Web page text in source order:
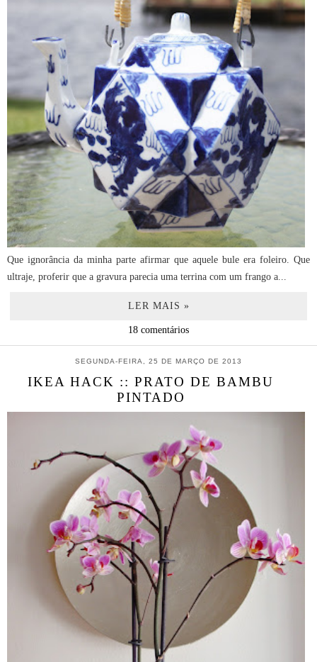
Que ignorância da minha parte afirmar que aquele bule era foleiro. Que
ultraje, proferir que a gravura parecia uma terrina com um frango a...
LER MAIS »
18 comentários
SEGUNDA-FEIRA, 25 DE MARÇO DE 2013
IKEA HACK :: PRATO DE BAMBU
PINTADO